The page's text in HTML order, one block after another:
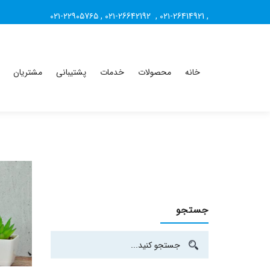
, ۰۲۱-26414921 ,
,۰۲۱-۲۲۹۰۵7۶۵
خانه محصولات خدمات پشتیبانی مشتریان
جستجو